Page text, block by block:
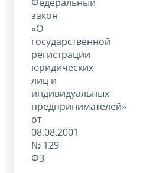
закон
«О
государственной
регистрации
юридических
лиц и
индивидуальных
предпринимателей»
от
08.08.2001
№ 129-
ФЗ